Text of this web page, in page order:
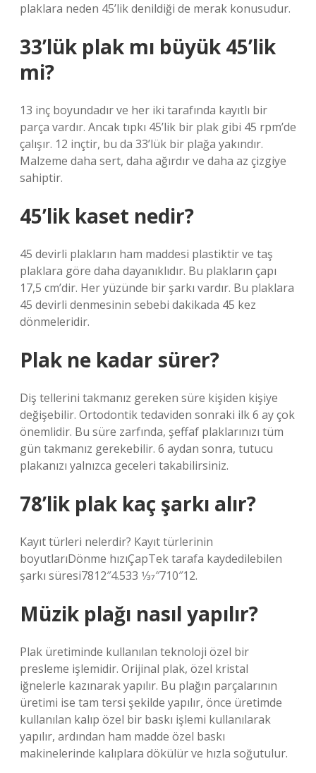
plaklara neden 45’lik denildiği de merak konusudur.
33’lük plak mı büyük 45’lik
mi?
13 inç boyundadır ve her iki tarafında kayıtlı bir
parça vardır. Ancak tıpkı 45’lik bir plak gibi 45 rpm’de
çalışır. 12 inçtir, bu da 33’lük bir plağa yakındır.
Malzeme daha sert, daha ağırdır ve daha az çizgiye
sahiptir.
45’lik kaset nedir?
45 devirli plakların ham maddesi plastiktir ve taş
plaklara göre daha dayanıklıdır. Bu plakların çapı
17,5 cm’dir. Her yüzünde bir şarkı vardır. Bu plaklara
45 devirli denmesinin sebebi dakikada 45 kez
dönmeleridir.
Plak ne kadar sürer?
Diş tellerini takmanız gereken süre kişiden kişiye
değişebilir. Ortodontik tedaviden sonraki ilk 6 ay çok
önemlidir. Bu süre zarfında, şeffaf plaklarınızı tüm
gün takmanız gerekebilir. 6 aydan sonra, tutucu
plakanızı yalnızca geceleri takabilirsiniz.
78’lik plak kaç şarkı alır?
Kayıt türleri nelerdir? Kayıt türlerinin
boyutlarıDönme hızıÇapTek tarafa kaydedilebilen
şarkı süresi7812″4.533 1⁄37″710″12.
Müzik plağı nasıl yapılır?
Plak üretiminde kullanılan teknoloji özel bir
presleme işlemidir. Orijinal plak, özel kristal
iğnelerle kazınarak yapılır. Bu plağın parçalarının
üretimi ise tam tersi şekilde yapılır, önce üretimde
kullanılan kalıp özel bir baskı işlemi kullanılarak
yapılır, ardından ham madde özel baskı
makinelerinde kalıplara dökülür ve hızla soğutulur.